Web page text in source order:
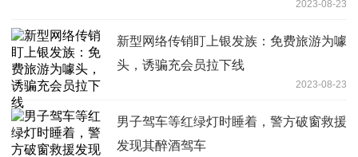
2023-08-23
新型网络传销盯上银发族：免费旅游为噱
头，诱骗充会员拉下线
2023-08-23
男子驾车等红绿灯时睡着，警方破窗救援
发现其醉酒驾车